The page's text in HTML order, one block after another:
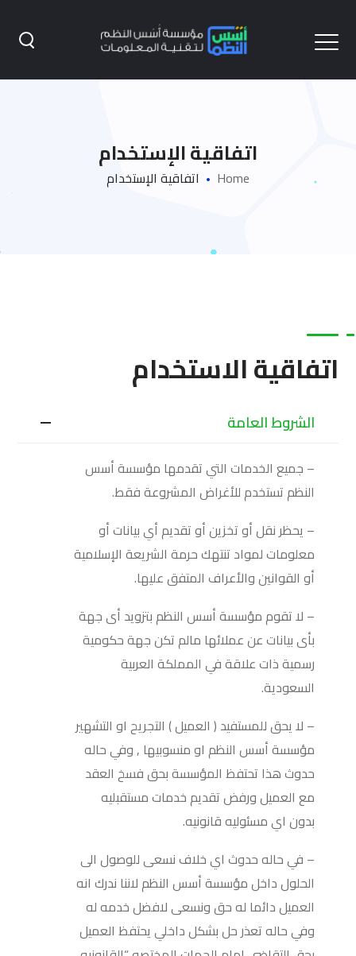
اتفاقية الإستخدام
Home اتفاقية الإستخدام
اتفاقية الاستخدام
الشروط العامة
– جميع الخدمات التي تقدمها مؤسسة أسس
النظم تستخدم للأغراض المشروعة فقط.
– يحظر نقل أو تخزين أو تقديم أي بيانات أو
معلومات لمواد تنتهك حرمة الشريعة الإسلامية
أو القوانين والأعراف المتفق عليها.
– لا تقوم مؤسسة أسس النظم بتزويد أى جهة
بأى بيانات عن عملائها مالم تكن جهة حكومية
رسمية ذات علاقة في المملكة العربية
السعودية.
– لا يحق للمستفيد ( العميل ) التجريح او التشهير
مؤسسة أسس النظم او منسوبيها , وفي حاله
حدوث هذا تحتفظ المؤسسة بحق فسخ العقد
مع العميل ورفض تقديم خدمات مستقبليه
بدون اي مسئوليه قانونيه.
– في حاله حدوث اي خلاف نسعى للوصول الى
الحلول داخل مؤسسة أسس النظم لاننا ندرك انه
العميل دائما له حق ونسعى لافضل خدمه له
وفي حاله تعذر حل بشكل داخلي يحتفظ العميل